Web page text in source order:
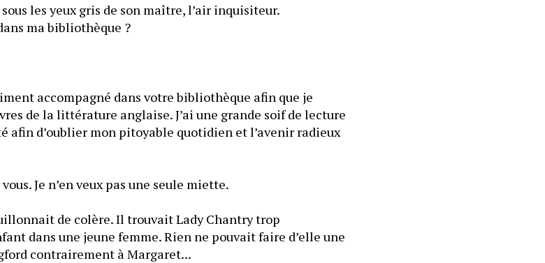
les yeux gris de son maître, l’air inquisiteur.
ma bibliothèque ?
accompagné dans votre bibliothèque afin que je
de la littérature anglaise. J’ai une grande soif de lecture
afin d’oublier mon pitoyable quotidien et l’avenir radieux
Je n’en veux pas une seule miette.
de colère. Il trouvait Lady Chantry trop
dans une jeune femme. Rien ne pouvait faire d’elle une
contrairement à Margaret...